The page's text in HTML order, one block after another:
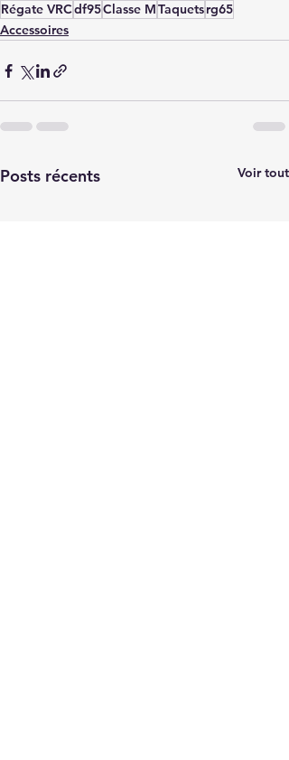
Régate VRCdf95Classe MTaquetsrg65
Accessoires
Posts récents Voir tout